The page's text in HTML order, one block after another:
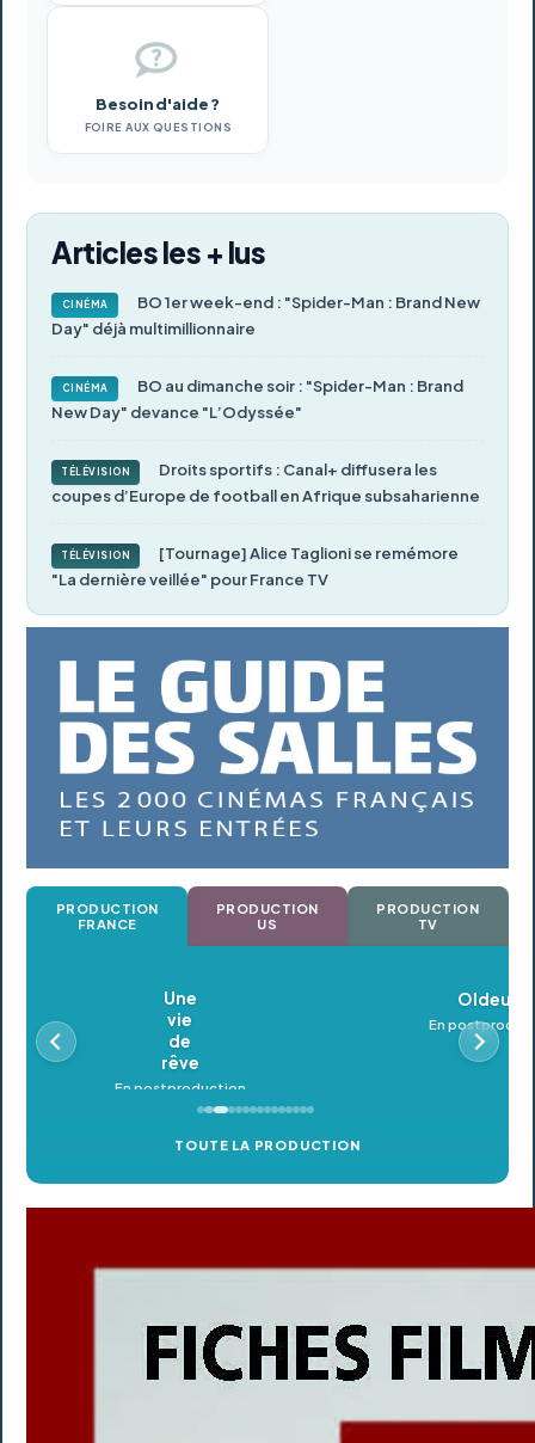
Besoin d'aide ?
FOIRE AUX QUESTIONS
Articles les + lus
CINÉMA
BO 1er week-end : "Spider-Man : Brand New
Day" déjà multimillionnaire
CINÉMA
BO au dimanche soir : "Spider-Man : Brand
New Day" devance "L’Odyssée"
TÉLÉVISION
Droits sportifs : Canal+ diffusera les
coupes d’Europe de football en Afrique subsaharienne
TÉLÉVISION
[Tournage] Alice Taglioni se remémore
"La dernière veillée" pour France TV
PRODUCTION
FRANCE
PRODUCTION
US
PRODUCTION
TV
Oldeupe
En postproduction
TOUTE LA PRODUCTION